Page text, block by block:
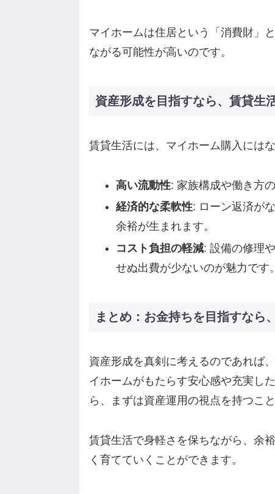
マイホームは住居という「消費財」
ながる可能性が高いのです。
資産形成を目指すなら、賃貸生
賃貸生活には、マイホーム購入には
高い流動性: 家族構成や働き方
経済的な柔軟性: ローン返済が
余裕が生まれます。
コスト負担の軽減: 設備の修理
せぬ出費が少ないのが魅力です。
まとめ：お金持ちを目指すなら
資産形成を真剣に考えるのであれば
イホームがもたらす安心感や充実し
ら、まずは資産運用の視点を持つこ
賃貸生活で身軽さを保ちながら、余
く育てていくことができます。